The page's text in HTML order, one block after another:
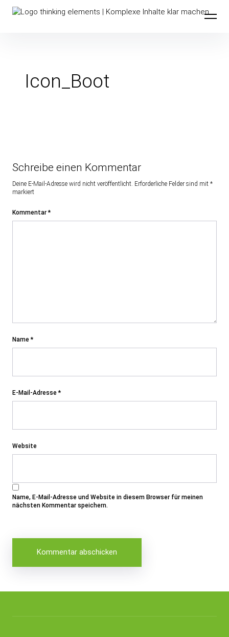
Inhalte
überspringen
thinking elements
Icon_Boot
Schreibe einen Kommentar
Deine E-Mail-Adresse wird nicht veröffentlicht. Erforderliche Felder sind mit *
markiert
Kommentar*
Name*
E-Mail-Adresse*
Website
Name, E-Mail-Adresse und Website in diesem Browser für meinen
nächsten Kommentar speichern.